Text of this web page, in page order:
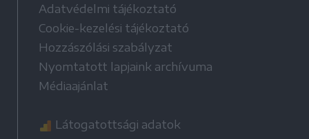
Adatvédelmi tájékoztató
Cookie-kezelési tájékoztató
Hozzászólási szabályzat
Nyomtatott lapjaink archívuma
Médiaajánlat
Látogatottsági adatok